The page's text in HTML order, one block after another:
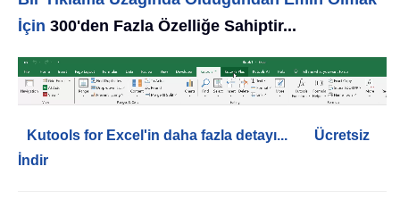
İçin 300'den Fazla Özelliğe Sahiptir...
Kutools for Excel'in daha fazla detayı...
Ücretsiz
İndir